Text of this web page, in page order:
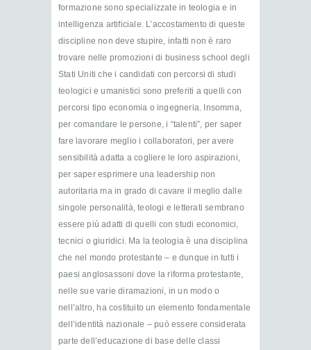
formazione sono specializzate in teologia e in
intelligenza artificiale. L’accostamento di queste
discipline non deve stupire, infatti non è raro
trovare nelle promozioni di business school degli
Stati Uniti che i candidati con percorsi di studi
teologici e umanistici sono preferiti a quelli con
percorsi tipo economia o ingegneria. Insomma,
per comandare le persone, i “talenti”, per saper
fare lavorare meglio i collaboratori, per avere
sensibilità adatta a cogliere le loro aspirazioni,
per saper esprimere una leadership non
autoritaria ma in grado di cavare il meglio dalle
singole personalità, teologi e letterati sembrano
essere più adatti di quelli con studi economici,
tecnici o giuridici. Ma la teologia è una disciplina
che nel mondo protestante – e dunque in tutti i
paesi anglosassoni dove la riforma protestante,
nelle sue varie diramazioni, in un modo o
nell’altro, ha costituito un elemento fondamentale
dell’identità nazionale – può essere considerata
parte dell’educazione di base delle classi